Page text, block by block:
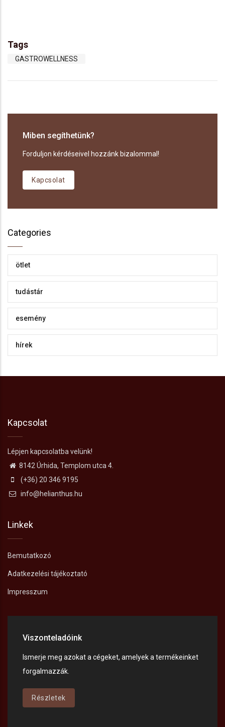
Tags
GASTROWELLNESS
Miben segíthetünk?
Forduljon kérdéseivel hozzánk bizalommal!
Kapcsolat
Categories
ötlet
tudástár
esemény
hírek
Kapcsolat
Lépjen kapcsolatba velünk!
8142 Úrhida, Templom utca 4.
(+36) 20 346 9195
info@helianthus.hu
Linkek
Bemutatkozó
Adatkezelési tájékoztató
Impresszum
Viszonteladóink
Ismerje meg azokat a cégeket, amelyek a termékeinket
forgalmazzák.
Részletek